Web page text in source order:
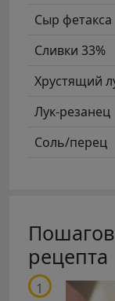
Сыр фетакса
Сливки 33%
Хрустящий
Лук-резанец
Соль/перец
рецепта